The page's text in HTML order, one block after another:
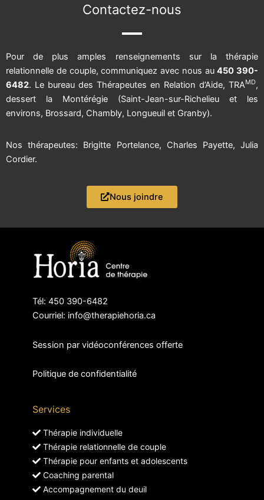
Contactez-nous
Pour de plus amples renseignements sur la thérapie
relationnelle de couple, communiquez avec nous au450 390-
6482. Le bureau des Thérapeutes en Relation d’Aide, TRAMD,
dessert la Montérégie (Saint-Jean-sur-Richelieu et les
environs, Brossard, Chambly, Longueuil et Granby).
Nos thérapeutes: Brigitte Portelance, Charles Payette,Julia
Cordier.
Nous joindre
Tél: 450 390-6482
Courriel: info@therapiehoria.ca
Session par vidéoconférences offerte
Politique de confidentialité
Services
Thérapie individuelle
Thérapie relationnelle de couple
Thérapie pour enfants et adolescents
Coaching parental
Accompagnement du deuil